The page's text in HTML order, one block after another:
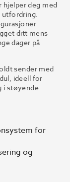
hjelper deg med
utfordring.
ditt mens
dager på
sender med
ideell for
i støyende
for
og